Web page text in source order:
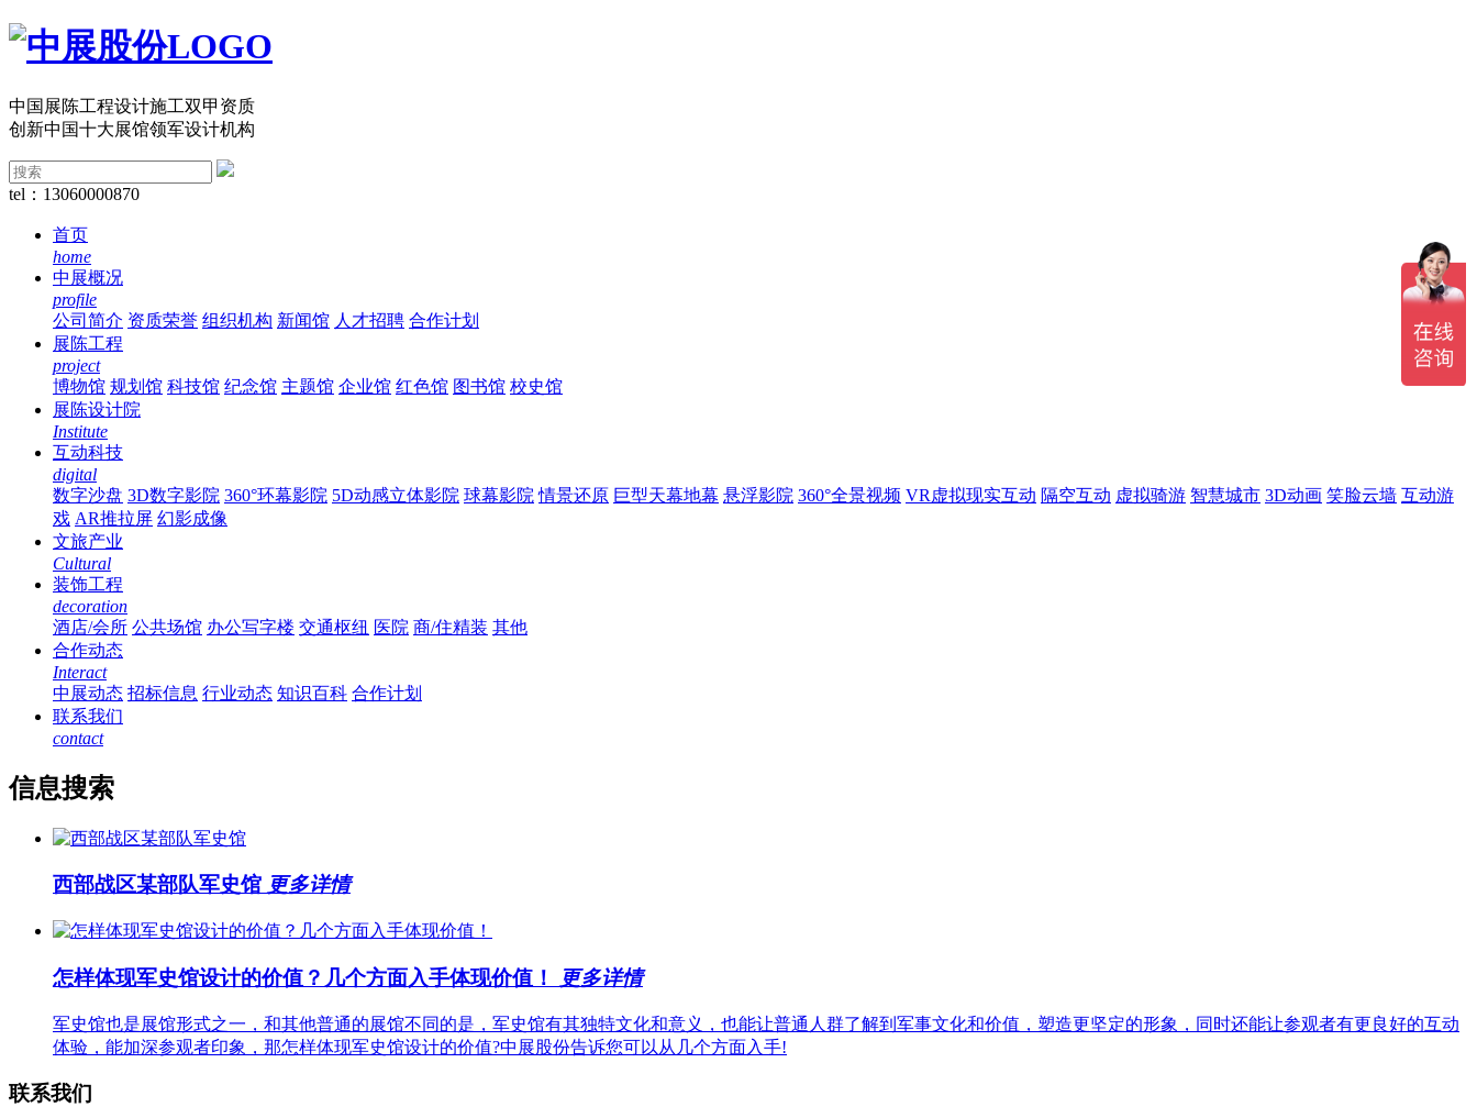
中国展陈工程设计施工双甲资质
创新中国十大展馆领军设计机构
tel：13060000870
首页
home
中展概况
profile
公司简介 资质荣誉 组织机构 新闻馆 人才招聘 合作计划
展陈工程
project
博物馆 规划馆 科技馆 纪念馆 主题馆 企业馆 红色馆 图书馆 校史馆
展陈设计院
Institute
互动科技
digital
数字沙盘 3D数字影院 360°环幕影院 5D动感立体影院 球幕影院 情景还原 巨型天幕地幕 悬浮影院 360°全景视频 VR虚拟现实互动 隔空互动 虚拟骑游 智慧城市 3D动画 笑脸云墙 互动游
戏 AR推拉屏 幻影成像
文旅产业
Cultural
装饰工程
decoration
酒店/会所 公共场馆 办公写字楼 交通枢纽 医院 商/住精装 其他
合作动态
Interact
中展动态 招标信息 行业动态 知识百科 合作计划
联系我们
contact
信息搜索
西部战区某部队军史馆 更多详情
怎样体现军史馆设计的价值？几个方面入手体现价值！ 更多详情
军史馆也是展馆形式之一，和其他普通的展馆不同的是，军史馆有其独特文化和意义，也能让普通人群了解到军事文化和价值，塑造更坚定的形象，同时还能让参观者有更良好的互动
体验，能加深参观者印象，那怎样体现军史馆设计的价值?中展股份告诉您可以从几个方面入手!
联系我们